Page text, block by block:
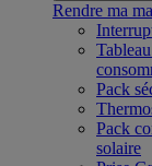
Rendre ma
Pack
Pack
solaire